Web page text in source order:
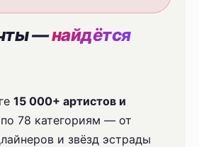
—найдётся
15 000+ артистов и
по 78 категориям — от
и звёзд эстрады